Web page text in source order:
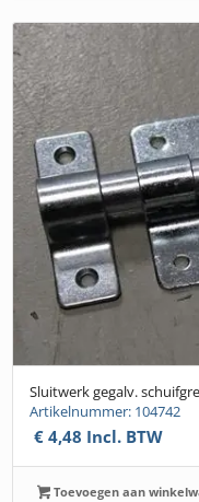
Sluitwerk gegalv.
Artikelnummer: 104742
€ 4,48 Incl. BTW
Toevoegen aan